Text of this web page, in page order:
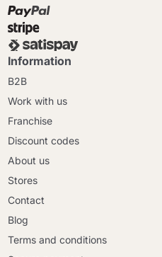
Information
B2B
Work with us
Franchise
Discount codes
About us
Stores
Contact
Blog
Terms and conditions